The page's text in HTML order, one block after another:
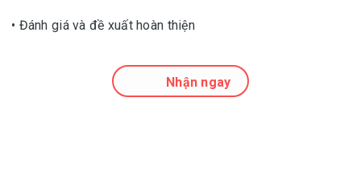
• Đánh giá và đề xuất hoàn thiện
Nhận ngay